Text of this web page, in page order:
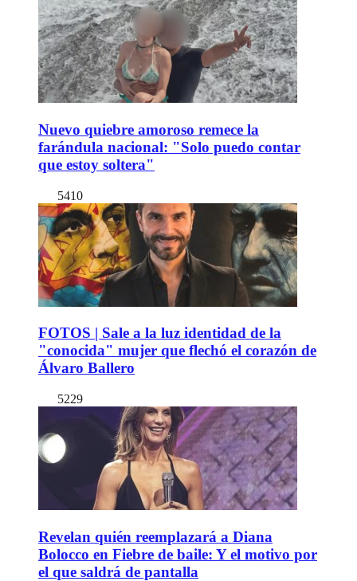
Nuevo quiebre amoroso remece la
farándula nacional: "Solo puedo contar
que estoy soltera"
5410
FOTOS | Sale a la luz identidad de la
"conocida" mujer que flechó el corazón de
Álvaro Ballero
5229
Revelan quién reemplazará a Diana
Bolocco en Fiebre de baile: Y el motivo por
el que saldrá de pantalla